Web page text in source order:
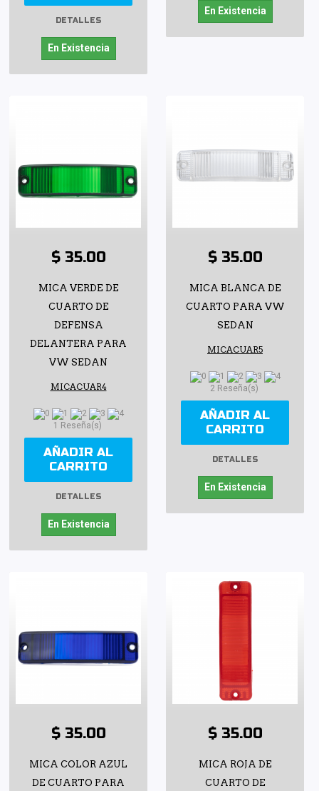
DETALLES
En Existencia
En Existencia
$ 35.00
MICA VERDE DE
CUARTO DE
DEFENSA
DELANTERA PARA
VW SEDAN
MICACUAR4
1 Reseña(s)
AÑADIR AL
CARRITO
DETALLES
En Existencia
$ 35.00
MICA BLANCA DE
CUARTO PARA VW
SEDAN
MICACUAR5
2 Reseña(s)
AÑADIR AL
CARRITO
DETALLES
En Existencia
$ 35.00
MICA COLOR AZUL
DE CUARTO PARA
$ 35.00
MICA ROJA DE
CUARTO DE